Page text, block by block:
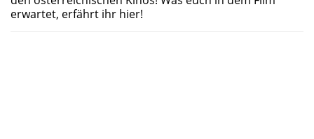
erwartet, erfährt ihr hier!